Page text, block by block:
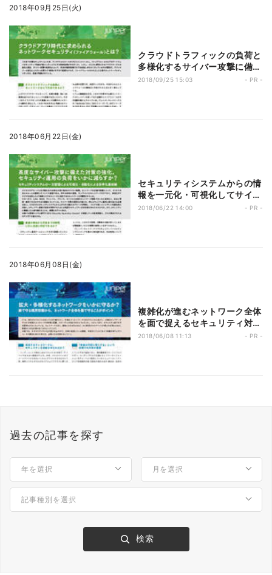
2018年09月25日(火)
クラウドトラフィックの負荷と
多様化するサイバー攻撃に備え
る新時代ファイアウォール
2018/09/25 15:03 - PR -
2018年06月22日(金)
セキュリティシステムからの情
報を一元化・可視化してサイバ
ー攻撃に素早く対処
2018/06/22 14:00 - PR -
2018年06月08日(金)
複雑化が進むネットワーク全体
を面で捉えるセキュリティ対策
とは?
2018/06/08 11:13 - PR -
過去の記事を探す